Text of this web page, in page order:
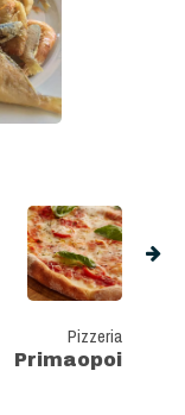
Pizzeria
Primaopoi